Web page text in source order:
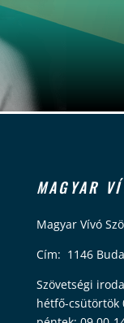
MAGYAR
Magyar Vívó
Cím: 1146
Szövetségi
hétfő-csütörtök